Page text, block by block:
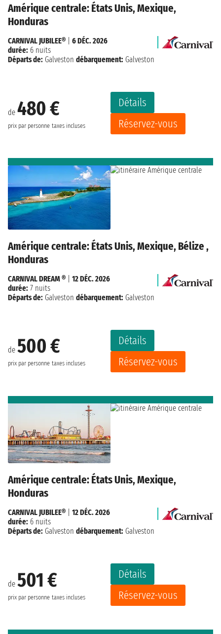
Amérique centrale: États Unis, Mexique,
Honduras
de 480 €
prix par personne taxes incluses
Détails
Réservez-vous
CARNIVAL JUBILEE®
6 DÉC. 2026
durée: 6 nuits
Départs de: Galveston débarquement: Galveston
Amérique centrale: États Unis, Mexique, Bélize ,
Honduras
de 500 €
prix par personne taxes incluses
Détails
Réservez-vous
CARNIVAL DREAM ®
12 DÉC. 2026
durée: 7 nuits
Départs de: Galveston débarquement: Galveston
Amérique centrale: États Unis, Mexique,
Honduras
de 501 €
prix par personne taxes incluses
Détails
Réservez-vous
CARNIVAL JUBILEE®
12 DÉC. 2026
durée: 6 nuits
Départs de: Galveston débarquement: Galveston